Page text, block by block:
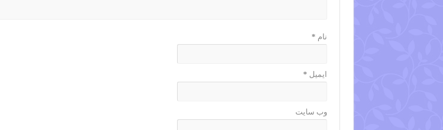
نام *
ایمیل *
وب‌ سایت